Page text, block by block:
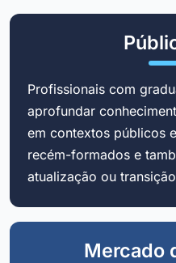
Profissionais com
aprofundar
em contextos públicos
recém-formados e
atualização ou
Mercado